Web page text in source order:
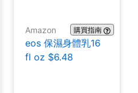
Amazon 購買指南
eos 保濕身體乳16
fl oz $6.48